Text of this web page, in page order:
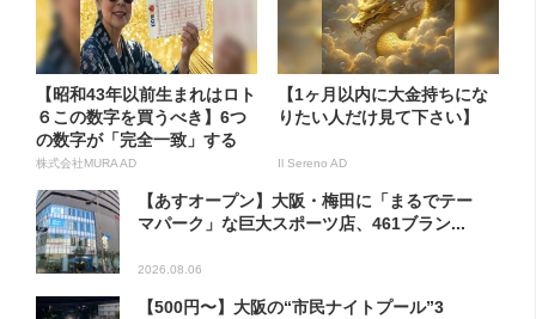
【昭和43年以前生まれはロト
６この数字を買うべき】6つ
の数字が「完全一致」する
方...
株式会社MURA AD
【1ヶ月以内に大金持ちにな
りたい人だけ見て下さい】
Il Sereno AD
【あすオープン】大阪・梅田に「まるでテー
マパーク」な巨大スポーツ店、461ブラン...
2026.08.06
【500円〜】大阪の“市民ナイトプール”3